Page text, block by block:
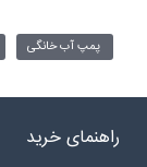
پمپ آب خانگی
راهنمای خرید